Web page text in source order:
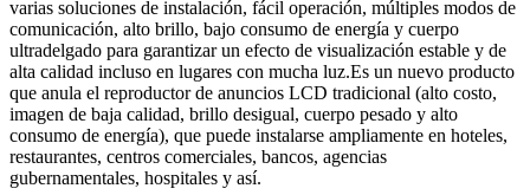
varias soluciones de instalación, fácil operación, múltiples modos de
comunicación, alto brillo, bajo consumo de energía y cuerpo
ultradelgado para garantizar un efecto de visualización estable y de
alta calidad incluso en lugares con mucha luz.Es un nuevo producto
que anula el reproductor de anuncios LCD tradicional (alto costo,
imagen de baja calidad, brillo desigual, cuerpo pesado y alto
consumo de energía), que puede instalarse ampliamente en hoteles,
restaurantes, centros comerciales, bancos, agencias
gubernamentales, hospitales y así.